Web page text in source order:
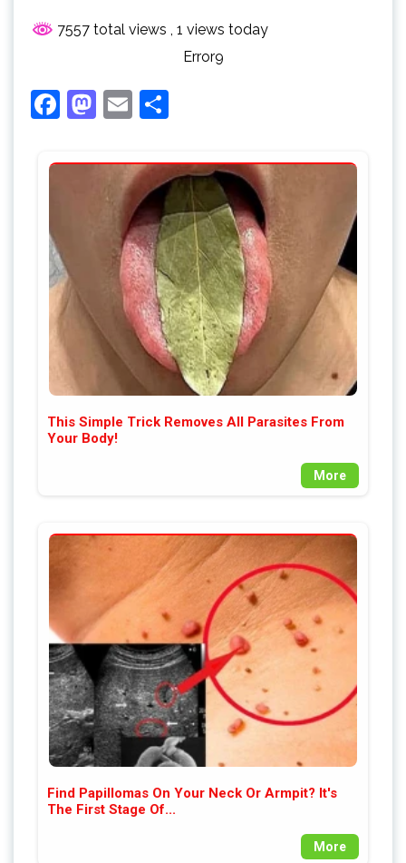
7557 total views , 1 views today
Error9
Facebook
Mastodon
Email
This Simple Trick Removes All Parasites From
Your Body!
More
Find Papillomas On Your Neck Or Armpit? It's
The First Stage Of...
More